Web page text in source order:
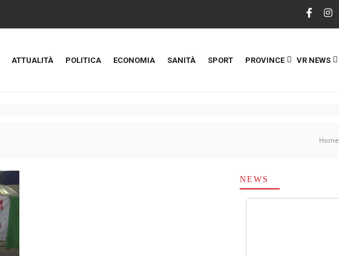
ATTUALITÀ POLITICA ECONOMIA SANITÀ SPORT PROVINCE VR NEWS
Home
NEWS